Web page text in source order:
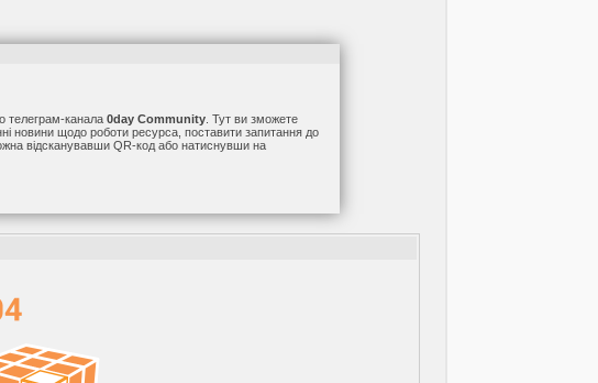
телеграм-канала 0day Community. Тут ви зможете
новини щодо роботи ресурса, поставити запитання до
відсканувавши QR-код або натиснувши на